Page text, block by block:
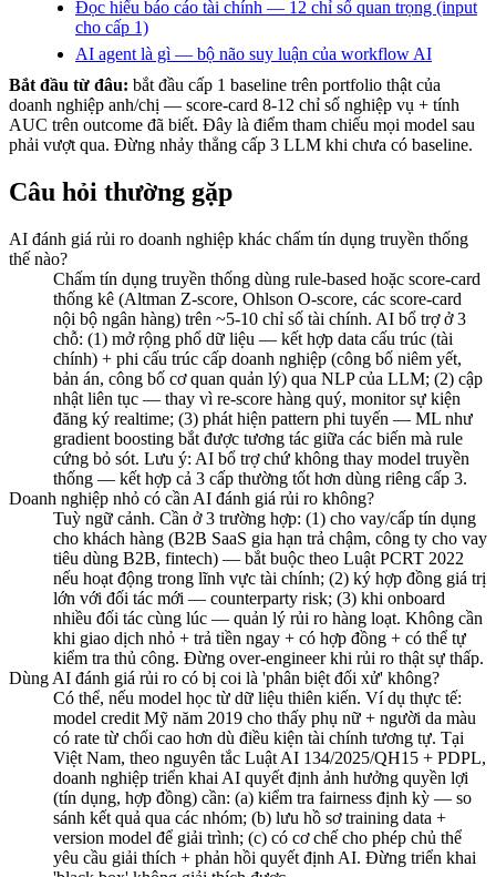
Đọc hiểu báo cáo tài chính — 12 chỉ số quan trọng (input
cho cấp 1)
AI agent là gì — bộ não suy luận của workflow AI
Bắt đầu từ đâu: bắt đầu cấp 1 baseline trên portfolio thật của
doanh nghiệp anh/chị — score-card 8-12 chỉ số nghiệp vụ + tính
AUC trên outcome đã biết. Đây là điểm tham chiếu mọi model sau
phải vượt qua. Đừng nhảy thẳng cấp 3 LLM khi chưa có baseline.
Câu hỏi thường gặp
AI đánh giá rủi ro doanh nghiệp khác chấm tín dụng truyền thống
thế nào?
Chấm tín dụng truyền thống dùng rule-based hoặc score-card
thống kê (Altman Z-score, Ohlson O-score, các score-card
nội bộ ngân hàng) trên ~5-10 chỉ số tài chính. AI bổ trợ ở 3
chỗ: (1) mở rộng phổ dữ liệu — kết hợp data cấu trúc (tài
chính) + phi cấu trúc cấp doanh nghiệp (công bố niêm yết,
bản án, công bố cơ quan quản lý) qua NLP của LLM; (2) cập
nhật liên tục — thay vì re-score hàng quý, monitor sự kiện
đăng ký realtime; (3) phát hiện pattern phi tuyến — ML như
gradient boosting bắt được tương tác giữa các biến mà rule
cứng bỏ sót. Lưu ý: AI bổ trợ chứ không thay model truyền
thống — kết hợp cả 3 cấp thường tốt hơn dùng riêng cấp 3.
Doanh nghiệp nhỏ có cần AI đánh giá rủi ro không?
Tuỳ ngữ cảnh. Cần ở 3 trường hợp: (1) cho vay/cấp tín dụng
cho khách hàng (B2B SaaS gia hạn trả chậm, công ty cho vay
tiêu dùng B2B, fintech) — bắt buộc theo Luật PCRT 2022
nếu hoạt động trong lĩnh vực tài chính; (2) ký hợp đồng giá trị
lớn với đối tác mới — counterparty risk; (3) khi onboard
nhiều đối tác cùng lúc — quản lý rủi ro hàng loạt. Không cần
khi giao dịch nhỏ + trả tiền ngay + có hợp đồng + có thể tự
kiểm tra thủ công. Đừng over-engineer khi rủi ro thật sự thấp.
Dùng AI đánh giá rủi ro có bị coi là 'phân biệt đối xử' không?
Có thể, nếu model học từ dữ liệu thiên kiến. Ví dụ thực tế:
model credit Mỹ năm 2019 cho thấy phụ nữ + người da màu
có rate từ chối cao hơn dù điều kiện tài chính tương tự. Tại
Việt Nam, theo nguyên tắc Luật AI 134/2025/QH15 + PDPL,
doanh nghiệp triển khai AI quyết định ảnh hưởng quyền lợi
(tín dụng, hợp đồng) cần: (a) kiểm tra fairness định kỳ — so
sánh kết quả qua các nhóm; (b) lưu hồ sơ training data +
version model để giải trình; (c) có cơ chế cho phép chủ thể
yêu cầu giải thích + phản hồi quyết định AI. Đừng triển khai